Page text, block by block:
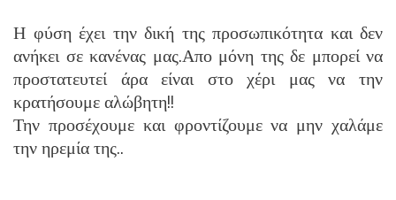
Η φύση έχει την δική της προσωπικότητα και δεν
ανήκει σε κανένας μας.Απο μόνη της δε μπορεί να
προστατευτεί άρα είναι στο χέρι μας να την
κρατήσουμε αλώβητη!!
Την προσέχουμε και φροντίζουμε να μην χαλάμε
την ηρεμία της..